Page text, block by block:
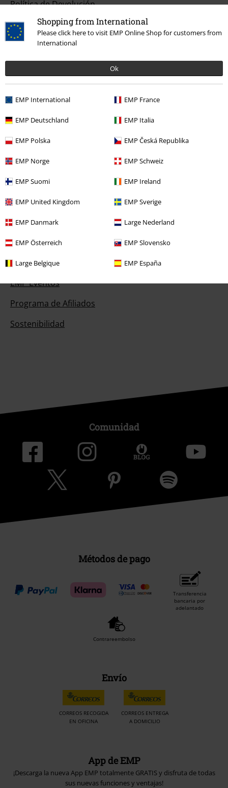
Shopping from International
Please click here to visit EMP Online Shop for customers from
International
Ok
EMP International EMP France
EMP Deutschland EMP Italia
EMP Polska EMP Česká Republika
EMP Norge EMP Schweiz
EMP Suomi EMP Ireland
EMP United Kingdom EMP Sverige
EMP Danmark Large Nederland
EMP Österreich EMP Slovensko
Large Belgique EMP España
Política de Devolución
Devolver un artículo
Información de tallas generales
Cancelar mi membresía BSC
Métodos de pago
Sobre EMP
EMP Eventos
Programa de Afiliados
Sostenibilidad
Comunidad
Métodos de pago
Transferencia
bancaria por
adelantado
Contrareembolso
Envío
CORREOS RECOGIDA
EN OFICINA
CORREOS ENTREGA
A DOMICILIO
App de EMP
¡Descarga la nueva App EMP totalmente GRATIS y disfruta de todas
sus nuevas funciones y ventajas!